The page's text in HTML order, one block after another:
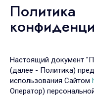
Политика
Настоящий документ
(далее - Политика)
использования Сайтом
Оператор)